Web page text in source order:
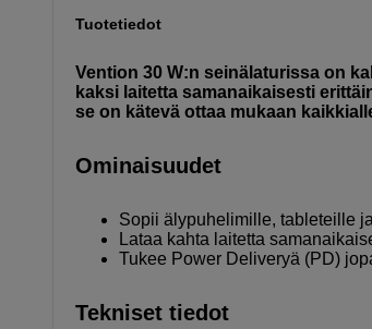
Tuotetiedot
Vention 30 W:n seinälaturissa on
kaksi laitetta samanaikaisesti
se on kätevä ottaa mukaan
Ominaisuudet
Sopii älypuhelimille, tableteille
Lataa kahta laitetta
Tukee Power Deliveryä (PD)
Tekniset tiedot